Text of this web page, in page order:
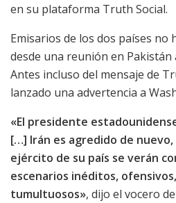
en su plataforma Truth Social.
Emisarios de los dos países no
desde una reunión en Pakistán
Antes incluso del mensaje de
lanzado una advertencia a
«El presidente
[…] Irán es agredido de
ejército de su país se verán
escenarios inéditos,
tumultuosos», dijo el vocero